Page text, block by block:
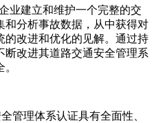
业建立和维护一个完整的交
和分析事故数据，从中获得对
的改进和优化的见解。通过持
改进其道路交通安全管理系
管理体系认证具有全面性、